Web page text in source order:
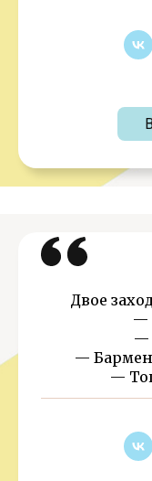
Двое
—
—
—
—